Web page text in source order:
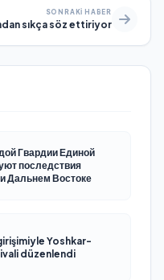
SONRAKI HABER
sıkça söz ettiriyor
Гвардии Единой
последствия
Дальнем Востоке
Yoshkar-
düzenlendi